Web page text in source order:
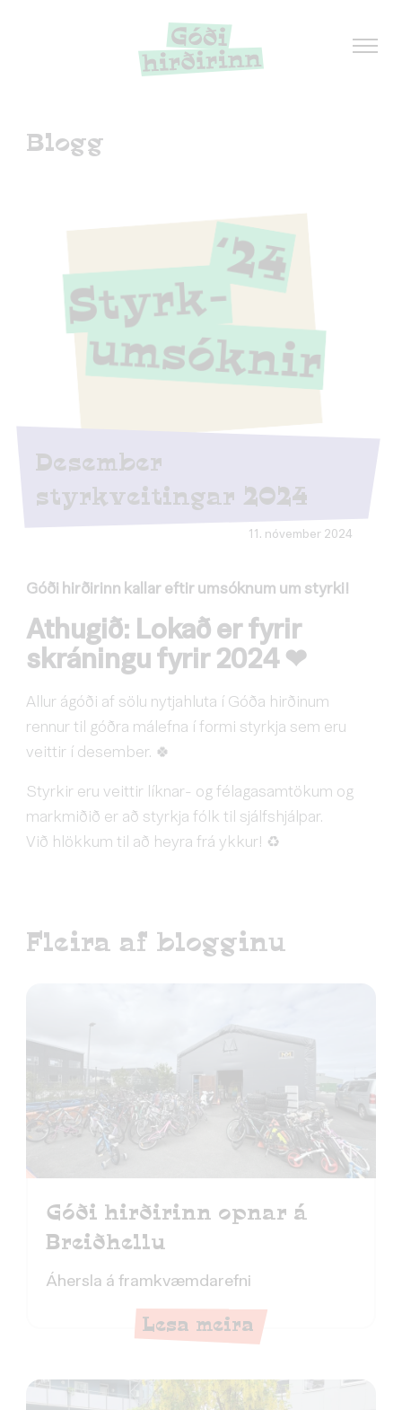
Blogg
Desember
styrkveitingar 2024
11. nóvember 2024
Góði hirðirinn kallar eftir umsóknum um styrki!
Athugið: Lokað er fyrir
skráningu fyrir 2024 ❤
Allur ágóði af sölu nytjahluta í Góða hirðinum
rennur til góðra málefna í formi styrkja sem eru
veittir í desember. 🍀
Styrkir eru veittir líknar- og félagasamtökum og
markmiðið er að styrkja fólk til sjálfshjálpar.
Við hlökkum til að heyra frá ykkur! ♻
Fleira af blogginu
Góði hirðirinn opnar á
Breiðhellu
Áhersla á framkvæmdarefni
Lesa meira